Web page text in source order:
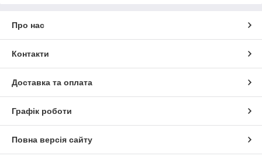
Про нас
Контакти
Доставка та оплата
Графік роботи
Повна версія сайту